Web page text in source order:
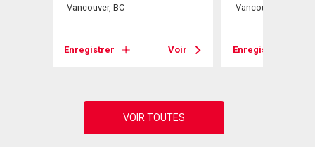
Vancouver, BC
Enregistrer Voir
Vancouver, BC
Enregistrer